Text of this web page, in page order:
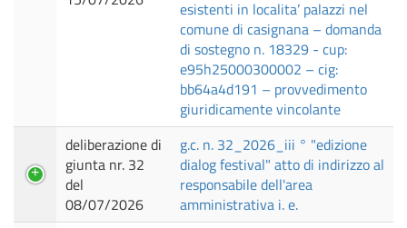
esistenti in localita’ palazzi nel
comune di casignana – domanda
di sostegno n. 18329 - cup:
e95h25000300002 – cig:
bb64a4d191 – provvedimento
giuridicamente vincolante
deliberazione di
giunta nr. 32
del
08/07/2026
g.c. n. 32_2026_iii ° "edizione
dialog festival" atto di indirizzo al
responsabile dell'area
amministrativa i. e.